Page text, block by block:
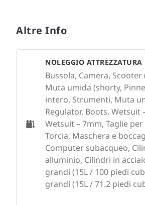
Altre Info
NOLEGGIO ATTREZZATURA
Bussola, Camera, Scooter
Muta umida (shorty,
intero, Strumenti, Muta
Regulator, Boots, Wetsuit
Wetsuit – 7mm, Taglie
Torcia, Maschera e
Computer subacqueo,
alluminio, Cilindri in
grandi (15L / 100 piedi
grandi (15L / 71.2 piedi